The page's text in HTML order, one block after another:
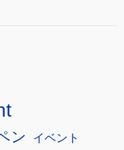
ン イベント